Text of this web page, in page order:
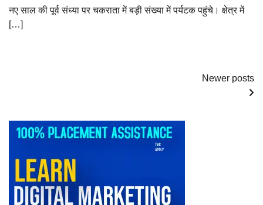
नए साल की पूर्व संध्या पर चकराता में बड़ी संख्या में पर्यटक पहुंचे। क्षेत्र में
[…]
Newer posts